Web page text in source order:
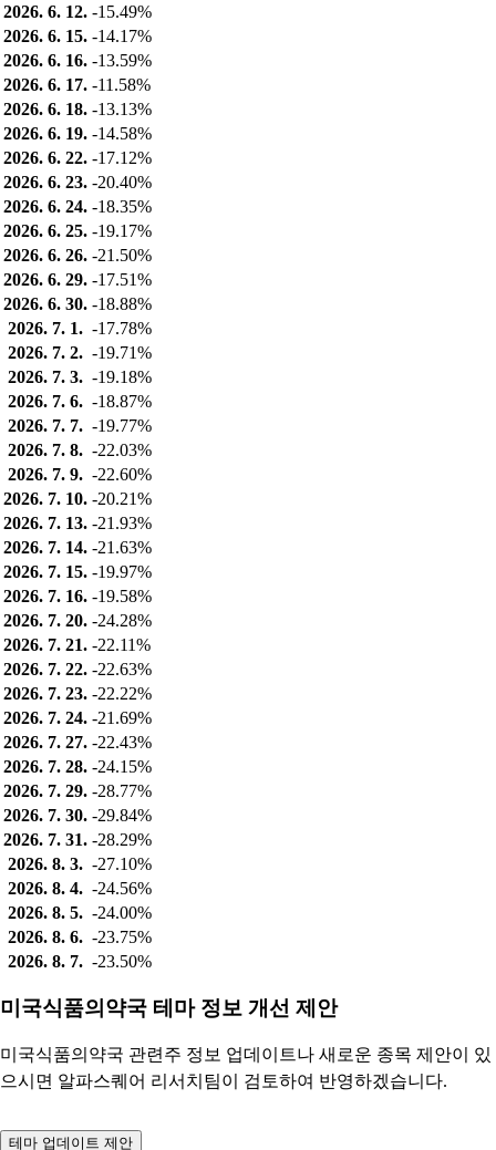
2026. 6. 12. -15.49%
2026. 6. 15. -14.17%
2026. 6. 16. -13.59%
2026. 6. 17. -11.58%
2026. 6. 18. -13.13%
2026. 6. 19. -14.58%
2026. 6. 22. -17.12%
2026. 6. 23. -20.40%
2026. 6. 24. -18.35%
2026. 6. 25. -19.17%
2026. 6. 26. -21.50%
2026. 6. 29. -17.51%
2026. 6. 30. -18.88%
2026. 7. 1. -17.78%
2026. 7. 2. -19.71%
2026. 7. 3. -19.18%
2026. 7. 6. -18.87%
2026. 7. 7. -19.77%
2026. 7. 8. -22.03%
2026. 7. 9. -22.60%
2026. 7. 10. -20.21%
2026. 7. 13. -21.93%
2026. 7. 14. -21.63%
2026. 7. 15. -19.97%
2026. 7. 16. -19.58%
2026. 7. 20. -24.28%
2026. 7. 21. -22.11%
2026. 7. 22. -22.63%
2026. 7. 23. -22.22%
2026. 7. 24. -21.69%
2026. 7. 27. -22.43%
2026. 7. 28. -24.15%
2026. 7. 29. -28.77%
2026. 7. 30. -29.84%
2026. 7. 31. -28.29%
2026. 8. 3. -27.10%
2026. 8. 4. -24.56%
2026. 8. 5. -24.00%
2026. 8. 6. -23.75%
2026. 8. 7. -23.50%
미국식품의약국 테마 정보 개선 제안
미국식품의약국 관련주 정보 업데이트나 새로운 종목 제안이 있
으시면 알파스퀘어 리서치팀이 검토하여 반영하겠습니다.
테마 업데이트 제안